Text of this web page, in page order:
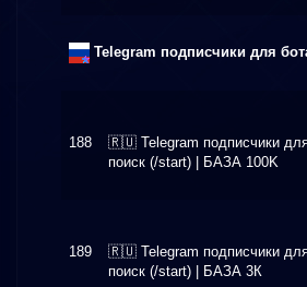
Telegram подписчики для
188
🇷🇺 Telegram подписчики
поиск (/start) | БАЗА 100K
189
🇷🇺 Telegram подписчики
поиск (/start) | БАЗА 3К